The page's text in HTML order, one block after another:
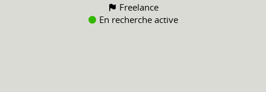
Freelance
En recherche active